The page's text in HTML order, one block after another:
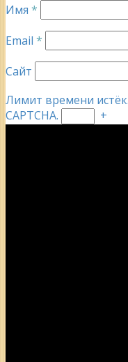
Имя *
Email *
Сайт
Лимит времени
CAPTCHA.
+